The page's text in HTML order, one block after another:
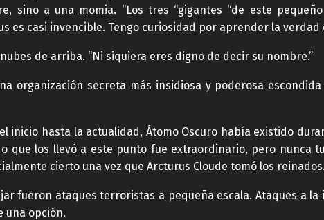
sino a una momia. “Los tres “gigantes “de este
es casi invencible. Tengo curiosidad por aprender la verdad
de arriba. “Ni siquiera eres digno de decir su nombre.”
organización secreta más insidiosa y poderosa
inicio hasta la actualidad, Átomo Oscuro había existido
que los llevó a este punto fue extraordinario, pero nunca
cierto una vez que Arcturus Cloude tomó los reinados.
fueron ataques terroristas a pequeña escala. Ataques a
una opción.